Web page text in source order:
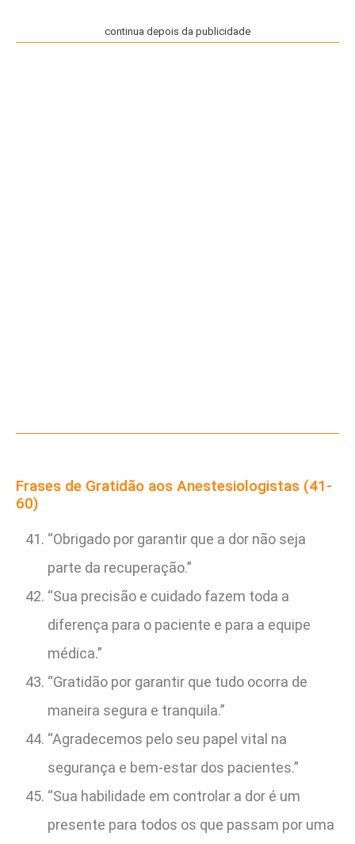
continua depois da publicidade
Frases de Gratidão aos Anestesiologistas (41-
60)
“Obrigado por garantir que a dor não seja
parte da recuperação.”
“Sua precisão e cuidado fazem toda a
diferença para o paciente e para a equipe
médica.”
“Gratidão por garantir que tudo ocorra de
maneira segura e tranquila.”
“Agradecemos pelo seu papel vital na
segurança e bem-estar dos pacientes.”
“Sua habilidade em controlar a dor é um
presente para todos os que passam por uma